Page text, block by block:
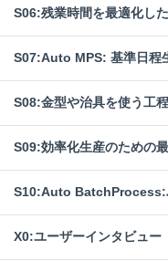
S06:残業時間を最適化し
S07:Auto MPS: 基準日程
S08:金型や治具を使う工
S09:効率化生産のための
S10:Auto BatchProcess:
X0:ユーザーインタビュー